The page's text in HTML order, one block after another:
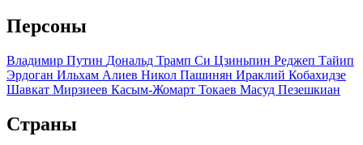
Персоны
Владимир Путин Дональд Трамп Си Цзиньпин Реджеп Тайип
Эрдоган Ильхам Алиев Никол Пашинян Ираклий Кобахидзе
Шавкат Мирзиеев Касым-Жомарт Токаев Масуд Пезешкиан
Страны